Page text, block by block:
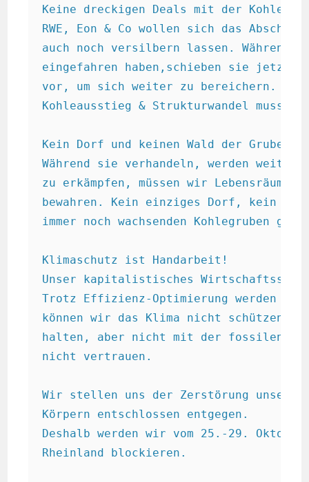
Keine dreckigen Deals mit der
RWE, Eon & Co wollen sich das
auch noch versilbern lassen. Während
eingefahren haben,schieben sie jetzt
vor, um sich weiter zu bereichern.
Kohleausstieg & Strukturwandel muss
Kein Dorf und keinen Wald der Grube!
Während sie verhandeln, werden weiter
zu erkämpfen, müssen wir
bewahren. Kein einziges Dorf, kein
immer noch wachsenden Kohlegruben
Klimaschutz ist Handarbeit!
Unser kapitalistisches
Trotz Effizienz-Optimierung werden
können wir das Klima nicht schützen!
halten, aber nicht mit der fossilen
nicht vertrauen.
Wir stellen uns der Zerstörung unserer
Körpern entschlossen entgegen.
Deshalb werden wir vom 25.-29.
Rheinland blockieren.